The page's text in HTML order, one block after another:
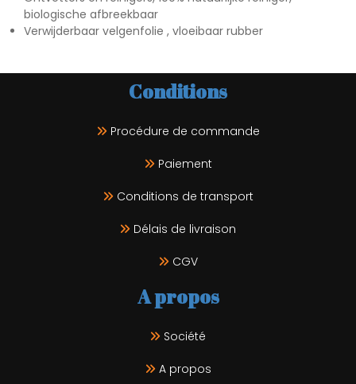
biologische afbreekbaar
Verwijderbaar velgenfolie , vloeibaar rubber
Conditions
Procédure de commande
Paiement
Conditions de transport
Délais de livraison
CGV
A propos
Société
A propos